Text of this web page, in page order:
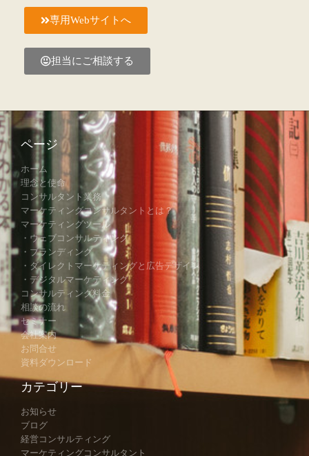
専用Webサイトへ
担当にご相談する
ページ
ホーム
理念と使命
コンサルタント業務
マーケティングコンサルタントとは？
マーケティングツール
・ウェブコンサルティング
・ブランディング
・ダイレクトマーケティングと広告デザイン
・デジタルマーケティング
コンサルティング料金
相談の流れ
セミナー
会社案内
お問合せ
資料ダウンロード
カテゴリー
お知らせ
ブログ
経営コンサルティング
マーケティングコンサルタント